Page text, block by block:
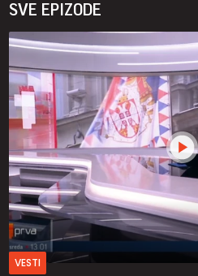
SVE EPIZODE
VESTI